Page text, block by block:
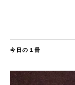
今日の１冊